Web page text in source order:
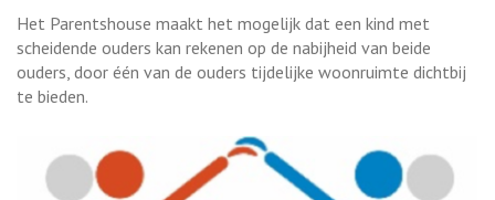
Het Parentshouse maakt het mogelijk dat een kind met
scheidende ouders kan rekenen op de nabijheid van beide
ouders, door één van de ouders tijdelijke woonruimte dichtbij
te bieden.